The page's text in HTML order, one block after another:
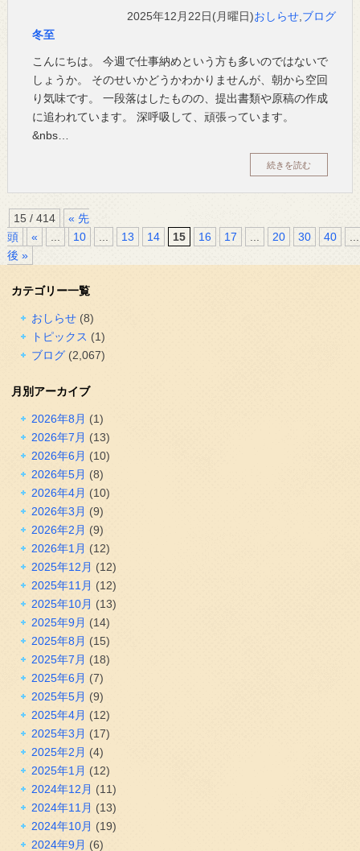
2025年12月22日(月曜日)おしらせ ブログ
冬至
こんにちは。 今週で仕事納めという方も多いのではないで
しょうか。 そのせいかどうかわかりませんが、朝から空回
り気味です。 一段落はしたものの、提出書類や原稿の作成
に追われています。 深呼吸して、頑張っています。
&nbs…
続きを読む
15 / 414
« 先
頭
« 10 13 14 15 16 17 20 30 40
後 »
カテゴリー一覧
おしらせ(8)
トピックス (1)
ブログ(2,067)
月別アーカイブ
2026年8月 (1)
2026年7月 (13)
2026年6月 (10)
2026年5月 (8)
2026年4月 (10)
2026年3月 (9)
2026年2月 (9)
2026年1月 (12)
2025年12月 (12)
2025年11月 (12)
2025年10月 (13)
2025年9月 (14)
2025年8月 (15)
2025年7月 (18)
2025年6月 (7)
2025年5月 (9)
2025年4月 (12)
2025年3月 (17)
2025年2月 (4)
2025年1月 (12)
2024年12月 (11)
2024年11月 (13)
2024年10月 (19)
2024年9月 (6)